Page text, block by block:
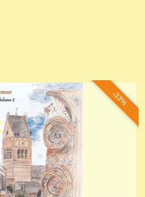
-33%